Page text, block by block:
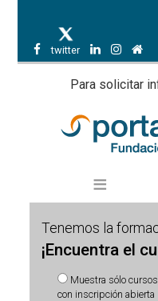
twitter
Para solicitar
Tenemos la
¡Encuentra el
Muestra sólo cursos
con inscripción abierta